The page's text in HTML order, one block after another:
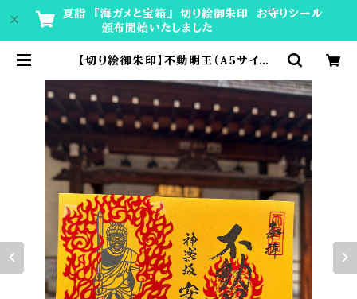
夏詣 『海ガメと宝箱』 切り絵御朱印 お守りシール
頒布開始いたしました
【切り絵御朱印】不動明王（A5サイズ）